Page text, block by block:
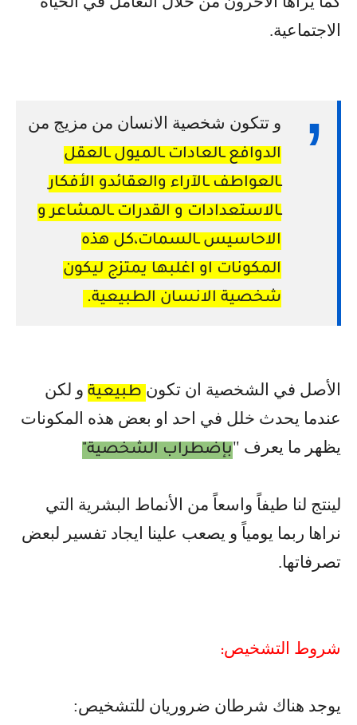
الاجتماعية.
و تتكون شخصية الانسان من مزيج من
الدوافع ـالعادات ـالميول ـالعقل
ـالعواطف ـالآراء والعقائدو الأفكار
ـالاستعدادات و القدرات ـالمشاعر و
الاحاسيس ـالسمات،كل هذه
المكونات او اغلبها يمتزج ليكون
شخصية الانسان الطبيعية.
الأصل في الشخصية ان تكون طبيعية و لكن
عندما يحدث خلل في احد او بعض هذه المكونات
يظهر ما يعرف "بإضطراب الشخصية"
لينتج لنا طيفاً واسعاً من الأنماط البشرية التي
نراها ربما يومياً و يصعب علينا ايجاد تفسير لبعض
تصرفاتها.
شروط التشخيص:
يوجد هناك شرطان ضروريان للتشخيص: